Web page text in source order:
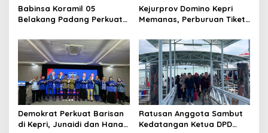
Babinsa Koramil 05
Belakang Padang Perkuat
Sekanak Raya, Tekankan
Keamanan dan Kepedulian
Lingkungan
Kejurprov Domino Kepri
Memanas, Perburuan Tiket
Demokrat Perkuat Barisan
di Kepri, Junaidi dan Hanafi
Ratusan Anggota Sambut
Kedatangan Ketua DPD